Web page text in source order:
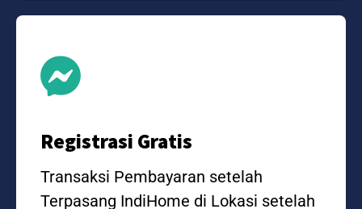
Registrasi Gratis
Transaksi Pembayaran setelah
Terpasang IndiHome di Lokasi setelah